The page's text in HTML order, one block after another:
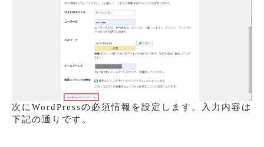
次にWordPressの必須情報を設定します。入力内容は
下記の通りです。